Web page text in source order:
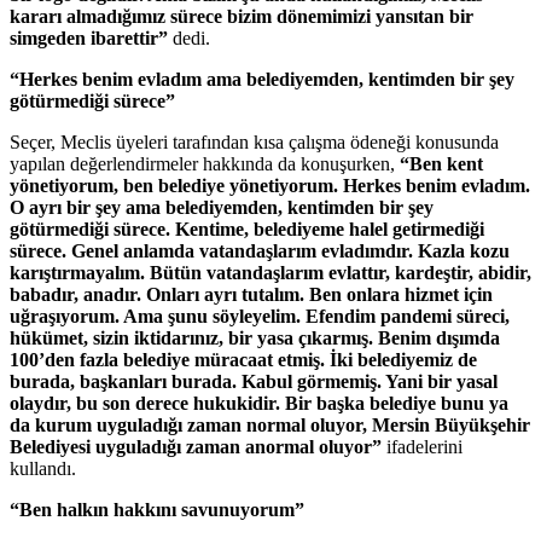
kararı almadığımız sürece bizim dönemimizi yansıtan bir
simgeden ibarettir” dedi.
“Herkes benim evladım ama belediyemden, kentimden bir şey
götürmediği sürece”
Seçer, Meclis üyeleri tarafından kısa çalışma ödeneği konusunda
yapılan değerlendirmeler hakkında da konuşurken, “Ben kent
yönetiyorum, ben belediye yönetiyorum. Herkes benim evladım.
O ayrı bir şey ama belediyemden, kentimden bir şey
götürmediği sürece. Kentime, belediyeme halel getirmediği
sürece. Genel anlamda vatandaşlarım evladımdır. Kazla kozu
karıştırmayalım. Bütün vatandaşlarım evlattır, kardeştir, abidir,
babadır, anadır. Onları ayrı tutalım. Ben onlara hizmet için
uğraşıyorum. Ama şunu söyleyelim. Efendim pandemi süreci,
hükümet, sizin iktidarınız, bir yasa çıkarmış. Benim dışımda
100’den fazla belediye müracaat etmiş. İki belediyemiz de
burada, başkanları burada. Kabul görmemiş. Yani bir yasal
olaydır, bu son derece hukukidir. Bir başka belediye bunu ya
da kurum uyguladığı zaman normal oluyor, Mersin Büyükşehir
Belediyesi uyguladığı zaman anormal oluyor” ifadelerini
kullandı.
“Ben halkın hakkını savunuyorum”